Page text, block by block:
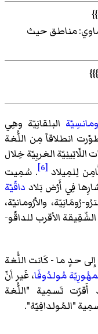
مناطق حيث
البلقانِيّة وهِي
انطلاقاً مِن اللُّغة
الغربِيّة خِلال
لِلمِيلاد [6]
. سُمِيت
فِي أَرْض بَلاد داقّيّة
رُومَانِيّة، والأرُومانيّة،
الأقرب للداقّو-
إِلى حدٍ ما - كَانت اللُّغة
مُولدُوفَا، غَير أنّ
أَقرّت تَسمِية "اللُّغة
"المُولدافِيّة".